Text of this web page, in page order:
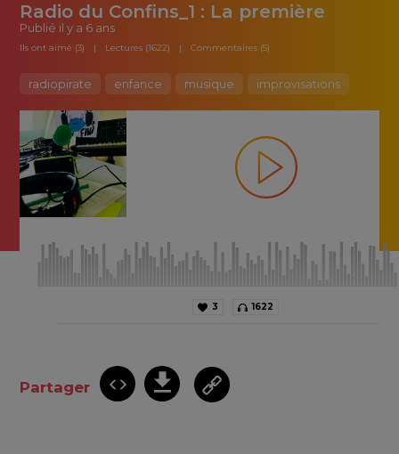
Radio du Confins_1 : La première
Publié il y a 6 ans
Ils ont aimé (3) Lectures (1622) Commentaires (5)
radiopirate enfance musique improvisations
3 1622
Partager